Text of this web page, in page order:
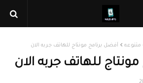
أفضل برنامج مونتاج للهاتف جربه الان
للهاتف جربه الان